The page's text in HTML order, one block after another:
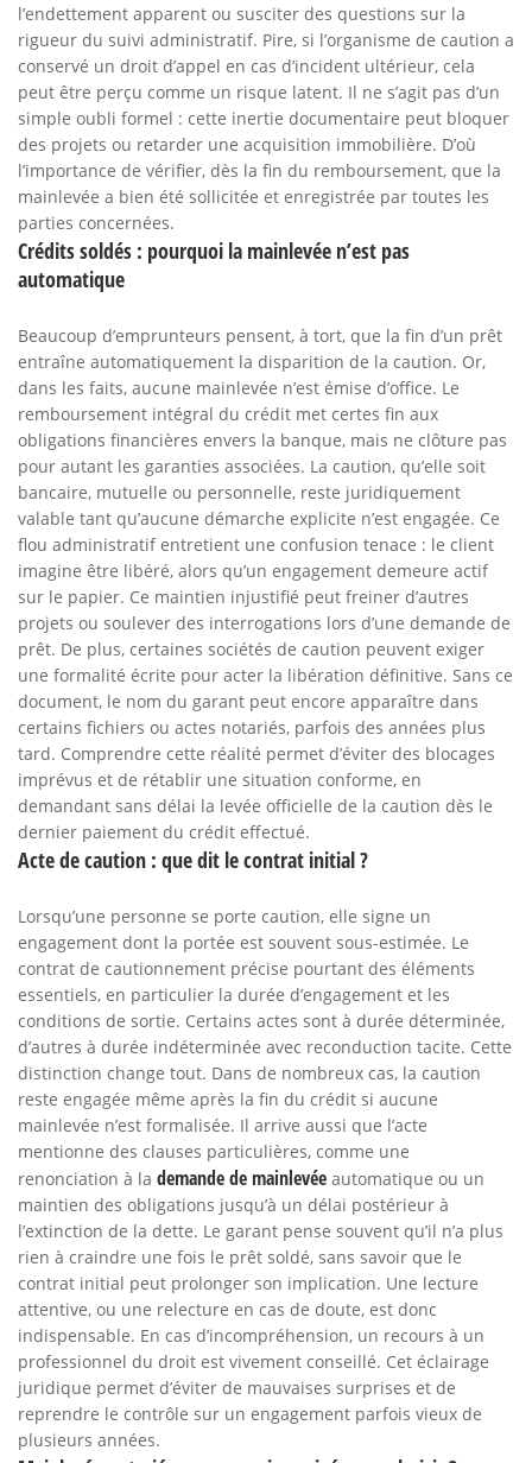
l’endettement apparent ou susciter des questions sur la
rigueur du suivi administratif. Pire, si l’organisme de caution a
conservé un droit d’appel en cas d’incident ultérieur, cela
peut être perçu comme un risque latent. Il ne s’agit pas d’un
simple oubli formel : cette inertie documentaire peut bloquer
des projets ou retarder une acquisition immobilière. D’où
l’importance de vérifier, dès la fin du remboursement, que la
mainlevée a bien été sollicitée et enregistrée par toutes les
parties concernées.
Crédits soldés : pourquoi la mainlevée n’est pas
automatique
Beaucoup d’emprunteurs pensent, à tort, que la fin d’un prêt
entraîne automatiquement la disparition de la caution. Or,
dans les faits, aucune mainlevée n’est émise d’office. Le
remboursement intégral du crédit met certes fin aux
obligations financières envers la banque, mais ne clôture pas
pour autant les garanties associées. La caution, qu’elle soit
bancaire, mutuelle ou personnelle, reste juridiquement
valable tant qu’aucune démarche explicite n’est engagée. Ce
flou administratif entretient une confusion tenace : le client
imagine être libéré, alors qu’un engagement demeure actif
sur le papier. Ce maintien injustifié peut freiner d’autres
projets ou soulever des interrogations lors d’une demande de
prêt. De plus, certaines sociétés de caution peuvent exiger
une formalité écrite pour acter la libération définitive. Sans ce
document, le nom du garant peut encore apparaître dans
certains fichiers ou actes notariés, parfois des années plus
tard. Comprendre cette réalité permet d’éviter des blocages
imprévus et de rétablir une situation conforme, en
demandant sans délai la levée officielle de la caution dès le
dernier paiement du crédit effectué.
Acte de caution : que dit le contrat initial ?
Lorsqu’une personne se porte caution, elle signe un
engagement dont la portée est souvent sous-estimée. Le
contrat de cautionnement précise pourtant des éléments
essentiels, en particulier la durée d’engagement et les
conditions de sortie. Certains actes sont à durée déterminée,
d’autres à durée indéterminée avec reconduction tacite. Cette
distinction change tout. Dans de nombreux cas, la caution
reste engagée même après la fin du crédit si aucune
mainlevée n’est formalisée. Il arrive aussi que l’acte
mentionne des clauses particulières, comme une
renonciation à la demande de mainlevée automatique ou un
maintien des obligations jusqu’à un délai postérieur à
l’extinction de la dette. Le garant pense souvent qu’il n’a plus
rien à craindre une fois le prêt soldé, sans savoir que le
contrat initial peut prolonger son implication. Une lecture
attentive, ou une relecture en cas de doute, est donc
indispensable. En cas d’incompréhension, un recours à un
professionnel du droit est vivement conseillé. Cet éclairage
juridique permet d’éviter de mauvaises surprises et de
reprendre le contrôle sur un engagement parfois vieux de
plusieurs années.